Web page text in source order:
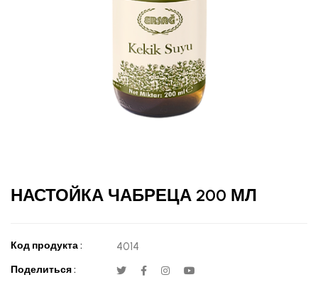
НАСТОЙКА ЧАБРЕЦА 200 МЛ
Код продукта : 4014
Поделиться :